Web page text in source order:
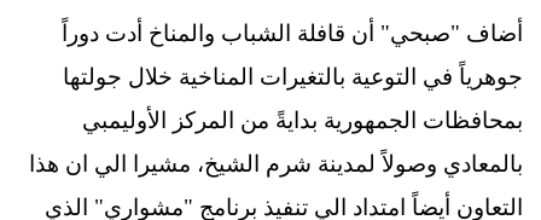
أضاف "صبحي" أن قافلة الشباب والمناخ أدت دوراً
جوهرياً في التوعية بالتغيرات المناخية خلال جولتها
بمحافظات الجمهورية بدايةً من المركز الأوليمبي
بالمعادي وصولاً لمدينة شرم الشيخ، مشيرا الي ان هذا
التعاون أيضاً امتداد الي تنفيذ برنامج "مشواري" الذي